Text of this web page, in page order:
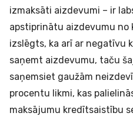
izmaksāti aizdevumi – ir
apstiprinātu aizdevumu no
izslēgts, ka arī ar negatīvu
saņemt aizdevumu, taču
saņemsiet gaužām
procentu likmi, kas
maksājumu kredītsaistību